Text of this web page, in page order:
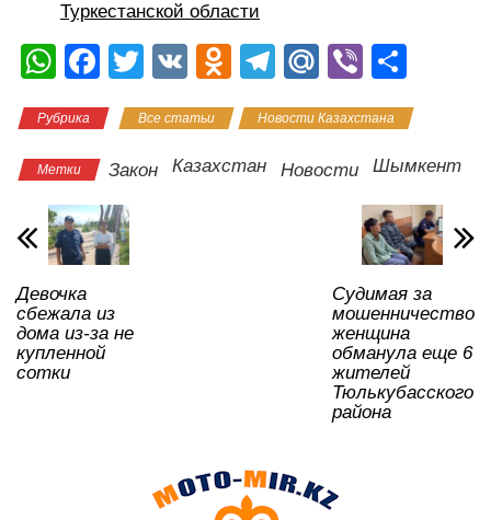
Туркестанской области
W
at
s
A
p
p
F
c
e
b
o
o
k
T
tt
er
V
O
n
o
T
e
gr
M
.R
u
Vi
er р
а
в
и
ть
Рубрика Все статьи Новости Казахстана
Метки Закон Казахстан Новости Шымкент
Девочка
сбежала из
дома из-за не
купленной
сотки
Судимая за
мошенничество
женщина
обманула еще 6
жителей
Тюлькубасского
района